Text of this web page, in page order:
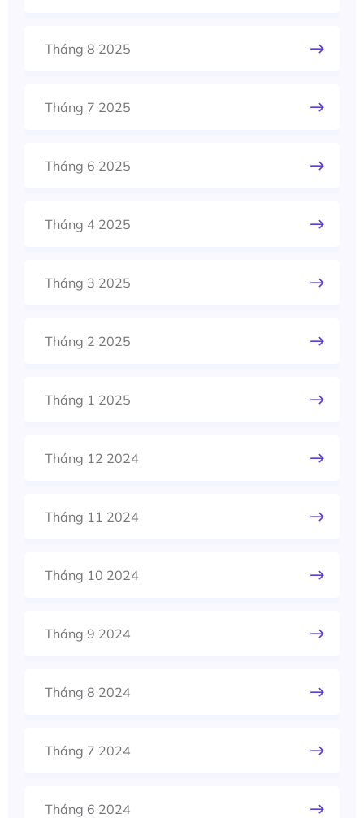
Tháng 8 2025
Tháng 7 2025
Tháng 6 2025
Tháng 4 2025
Tháng 3 2025
Tháng 2 2025
Tháng 1 2025
Tháng 12 2024
Tháng 11 2024
Tháng 10 2024
Tháng 9 2024
Tháng 8 2024
Tháng 7 2024
Tháng 6 2024